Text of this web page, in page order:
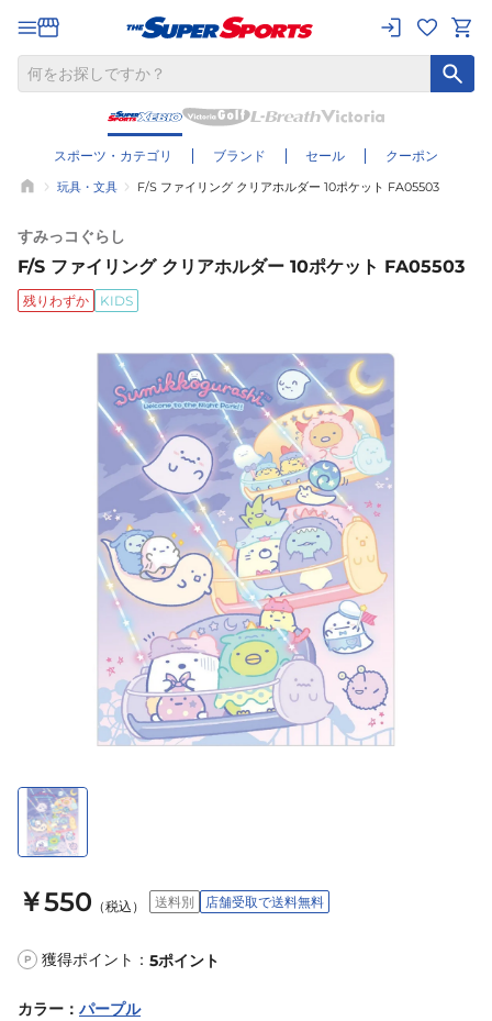
スポーツ・カテゴリ ブランド セール クーポン
玩具・文具 F/S ファイリング クリアホルダー 10ポケット FA05503
すみっコぐらし
F/S ファイリング クリアホルダー 10ポケット FA05503
残りわずか KIDS
￥550 （税込） 送料別 店舗受取で送料無料
P 獲得ポイント： 5ポイント
カラー ： パープル